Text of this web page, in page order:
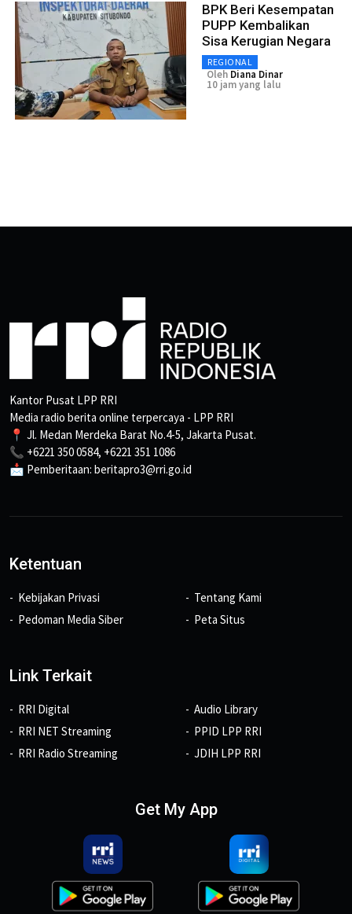
BPK Beri Kesempatan
PUPP Kembalikan
Sisa Kerugian Negara
REGIONAL
Oleh Diana Dinar
10 jam yang lalu
Kantor Pusat LPP RRI
Media radio berita online terpercaya - LPP RRI
📍 Jl. Medan Merdeka Barat No.4-5, Jakarta Pusat.
📞 +6221 350 0584, +6221 351 1086
📩 Pemberitaan: beritapro3@rri.go.id
Ketentuan
Kebijakan Privasi
Pedoman Media Siber
Tentang Kami
Peta Situs
Link Terkait
RRI Digital
RRI NET Streaming
RRI Radio Streaming
Audio Library
PPID LPP RRI
JDIH LPP RRI
Get My App